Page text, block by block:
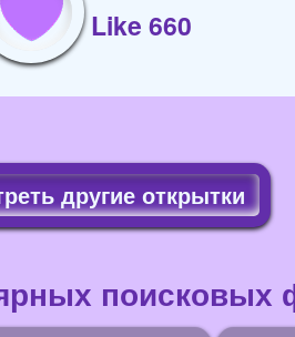
Like 660
другие открытки
поисковых